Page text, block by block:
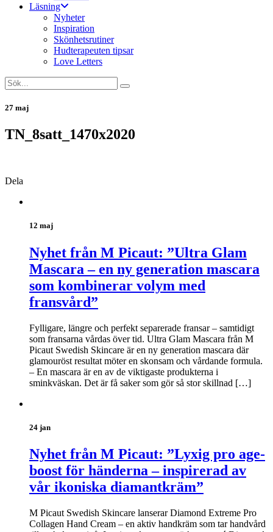
Läsning
Nyheter
Inspiration
Skönhetsrutiner
Hudterapeuten tipsar
Love Letters
27 maj
TN_8satt_1470x2020
Dela
12 maj
Nyhet från M Picaut: ”Ultra Glam
Mascara – en ny generation mascara
som kombinerar volym med
fransvård”
Fylligare, längre och perfekt separerade fransar – samtidigt
som fransarna vårdas över tid. Ultra Glam Mascara från M
Picaut Swedish Skincare är en ny generation mascara där
glamouröst resultat möter en skonsam och vårdande formula.
– En mascara är en av de viktigaste produkterna i
sminkväskan. Det är få saker som gör så stor skillnad […]
24 jan
Nyhet från M Picaut: ”Lyxig pro age-
boost för händerna – inspirerad av
vår ikoniska diamantkräm”
M Picaut Swedish Skincare lanserar Diamond Extreme Pro
Collagen Hand Cream – en aktiv handkräm som tar handvård